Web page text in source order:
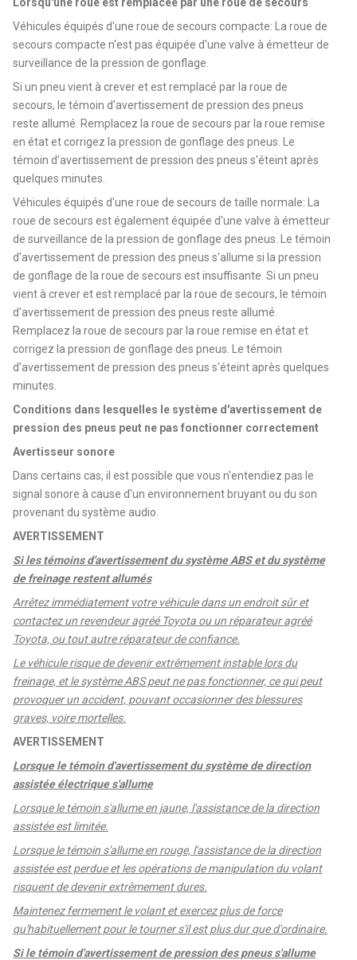
Véhicules équipés d'une roue de secours compacte: La roue de
secours compacte n'est pas équipée d'une valve à émetteur de
surveillance de la pression de gonflage.
Si un pneu vient à crever et est remplacé par la roue de
secours, le témoin d'avertissement de pression des pneus
reste allumé. Remplacez la roue de secours par la roue remise
en état et corrigez la pression de gonflage des pneus. Le
témoin d'avertissement de pression des pneus s'éteint après
quelques minutes.
Véhicules équipés d'une roue de secours de taille normale: La
roue de secours est également équipée d'une valve à émetteur
de surveillance de la pression de gonflage des pneus. Le témoin
d'avertissement de pression des pneus s'allume si la pression
de gonflage de la roue de secours est insuffisante. Si un pneu
vient à crever et est remplacé par la roue de secours, le témoin
d'avertissement de pression des pneus reste allumé.
Remplacez la roue de secours par la roue remise en état et
corrigez la pression de gonflage des pneus. Le témoin
d'avertissement de pression des pneus s'éteint après quelques
minutes.
Conditions dans lesquelles le système d'avertissement de
pression des pneus peut ne pas fonctionner correctement
Avertisseur sonore
Dans certains cas, il est possible que vous n'entendiez pas le
signal sonore à cause d'un environnement bruyant ou du son
provenant du système audio.
AVERTISSEMENT
Si les témoins d'avertissement du système ABS et du système
de freinage restent allumés
Arrêtez immédiatement votre véhicule dans un endroit sûr et
contactez un revendeur agréé Toyota ou un réparateur agréé
Toyota, ou tout autre réparateur de confiance.
Le véhicule risque de devenir extrêmement instable lors du
freinage, et le système ABS peut ne pas fonctionner, ce qui peut
provoquer un accident, pouvant occasionner des blessures
graves, voire mortelles.
AVERTISSEMENT
Lorsque le témoin d'avertissement du système de direction
assistée électrique s'allume
Lorsque le témoin s'allume en jaune, l'assistance de la direction
assistée est limitée.
Lorsque le témoin s'allume en rouge, l'assistance de la direction
assistée est perdue et les opérations de manipulation du volant
risquent de devenir extrêmement dures.
Maintenez fermement le volant et exercez plus de force
qu'habituellement pour le tourner s'il est plus dur que d'ordinaire.
Si le témoin d'avertissement de pression des pneus s'allume